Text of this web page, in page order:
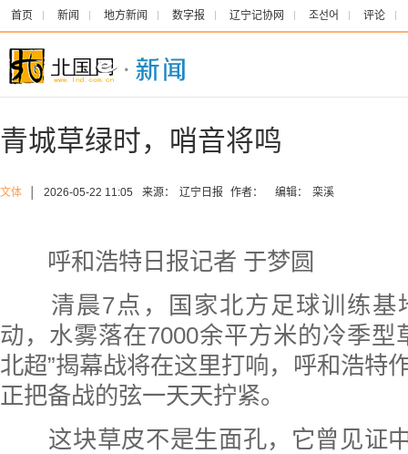
首页 新闻 地方新闻 数字报 辽宁记协网 조선어 评论
青城草绿时，哨音将鸣
文体 2026-05-22 11:05 来源： 辽宁日报 作者： 编辑： 栾溪
呼和浩特日报记者 于梦圆
清晨7点，国家北方足球训练基
动，水雾落在7000余平方米的冷季型
北超”揭幕战将在这里打响，呼和浩特
正把备战的弦一天天拧紧。
这块草皮不是生面孔，它曾见证